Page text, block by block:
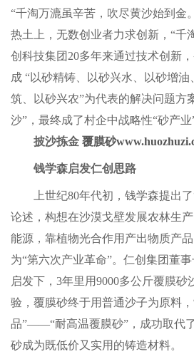
“千淘万漉虽辛苦，吹尽黄沙始到金
热土上，无数创业者力求创新，“千
创科技集团20多年来通过技术创新
成 “以砂精铸、以砂兴水、以砂增
筑、以砂兴农”为代表的解决问题方
沙”，最终成了村企中战略性“砂产业
披沙拣金 覆膜砂
钱学森启发仁创思路
上世纪80年代初，钱学森提出了
论述，构想在沙漠戈壁发展农林生
能源，靠植物光合作用产出物质产
为“第六次产业革命”。仁创集团董
启发下，3年里用9000多公斤覆膜砂
验，覆膜砂终于用普通沙子为原料
品”——“耐高温覆膜砂”，成功取代
砂成为既低价又实用的铸造材料。